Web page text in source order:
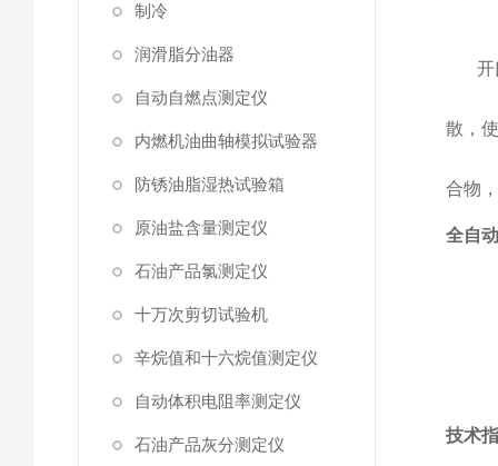
制冷
润滑脂分油器
自动自燃点测定仪
内燃机油曲轴模拟试验器
防锈油脂湿热试验箱
原油盐含量测定仪
石油产品氯测定仪
十万次剪切试验机
辛烷值和十六烷值测定仪
自动体积电阻率测定仪
石油产品灰分测定仪
散，
合物
全自
技术